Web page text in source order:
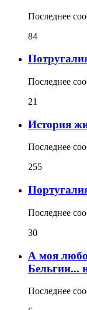
Последнее
84
Последнее
21
История
Последнее
255
Последнее
30
А моя
Бельгии...
Последнее